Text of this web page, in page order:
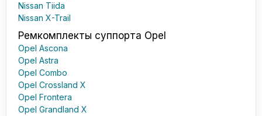
Nissan Tiida
Nissan X-Trail
Ремкомплекты суппорта Opel
Opel Ascona
Opel Astra
Opel Combo
Opel Crossland X
Opel Frontera
Opel Grandland X